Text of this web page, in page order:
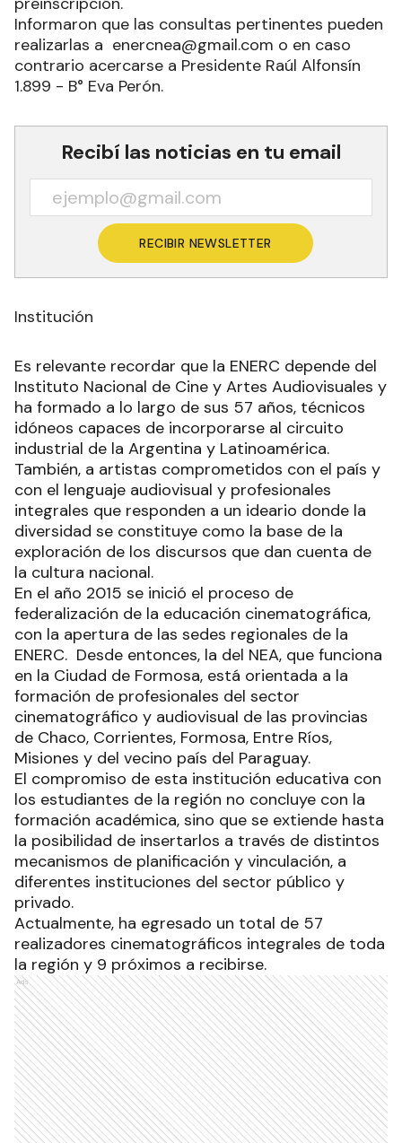
Informaron que las consultas pertinentes pueden
realizarlas a enercnea@gmail.com o en caso
contrario acercarse a Presidente Raúl Alfonsín
1.899 - B° Eva Perón.
Recibí las noticias en tu email
RECIBIR NEWSLETTER
Institución
Es relevante recordar que la ENERC depende del
Instituto Nacional de Cine y Artes Audiovisuales y
ha formado a lo largo de sus 57 años, técnicos
idóneos capaces de incorporarse al circuito
industrial de la Argentina y Latinoamérica.
También, a artistas comprometidos con el país y
con el lenguaje audiovisual y profesionales
integrales que responden a un ideario donde la
diversidad se constituye como la base de la
exploración de los discursos que dan cuenta de
la cultura nacional.
En el año 2015 se inició el proceso de
federalización de la educación cinematográfica,
con la apertura de las sedes regionales de la
ENERC. Desde entonces, la del NEA, que funciona
en la Ciudad de Formosa, está orientada a la
formación de profesionales del sector
cinematográfico y audiovisual de las provincias
de Chaco, Corrientes, Formosa, Entre Ríos,
Misiones y del vecino país del Paraguay.
El compromiso de esta institución educativa con
los estudiantes de la región no concluye con la
formación académica, sino que se extiende hasta
la posibilidad de insertarlos a través de distintos
mecanismos de planificación y vinculación, a
diferentes instituciones del sector público y
privado.
Actualmente, ha egresado un total de 57
realizadores cinematográficos integrales de toda
la región y 9 próximos a recibirse.
Ads